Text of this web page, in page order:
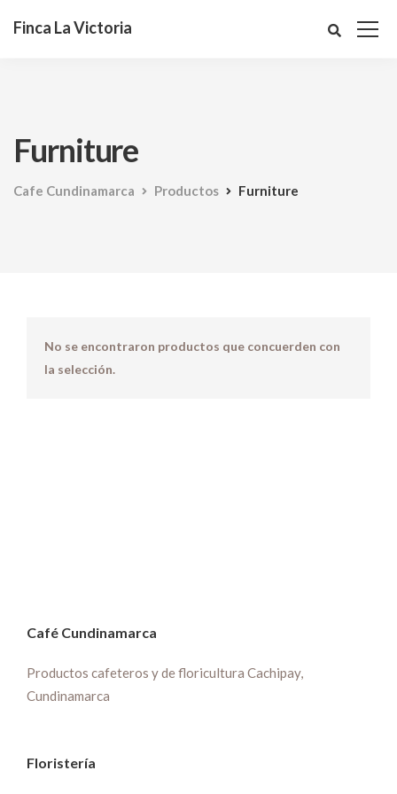
Finca La Victoria
Furniture
Cafe Cundinamarca Productos Furniture
No se encontraron productos que concuerden con
la selección.
Café Cundinamarca
Productos cafeteros y de floricultura Cachipay,
Cundinamarca
Floristería